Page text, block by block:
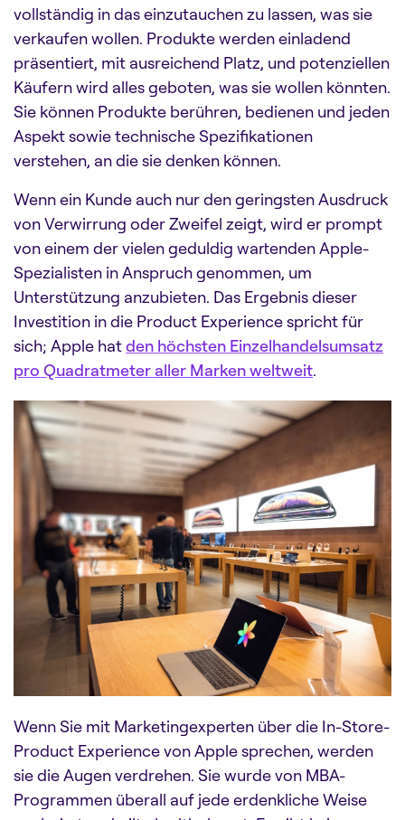
vollständig in das einzutauchen zu lassen, was sie
verkaufen wollen. Produkte werden einladend
präsentiert, mit ausreichend Platz, und potenziellen
Käufern wird alles geboten, was sie wollen könnten.
Sie können Produkte berühren, bedienen und jeden
Aspekt sowie technische Spezifikationen
verstehen, an die sie denken können.
Wenn ein Kunde auch nur den geringsten Ausdruck
von Verwirrung oder Zweifel zeigt, wird er prompt
von einem der vielen geduldig wartenden Apple-
Spezialisten in Anspruch genommen, um
Unterstützung anzubieten. Das Ergebnis dieser
Investition in die Product Experience spricht für
sich; Apple hatden höchsten Einzelhandelsumsatz
pro Quadratmeter aller Marken weltweit.
Wenn Sie mit Marketingexperten über die In-Store-
Product Experience von Apple sprechen, werden
sie die Augen verdrehen. Sie wurde von MBA-
Programmen überall auf jede erdenkliche Weise